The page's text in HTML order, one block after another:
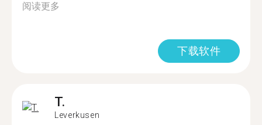
阅读更多
下载软件
T.
Leverkusen